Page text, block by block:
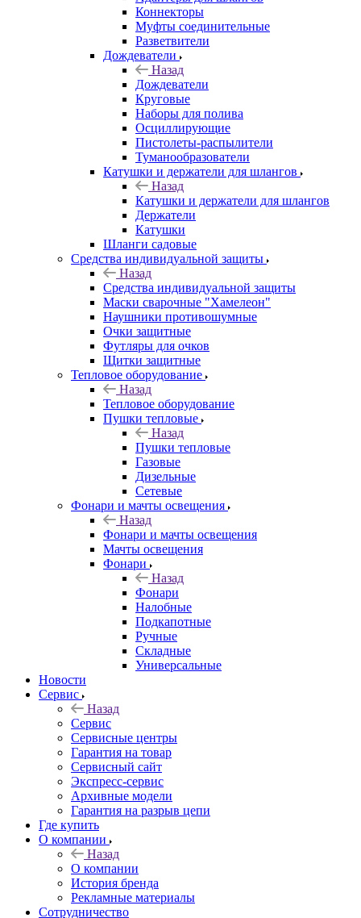
Коннекторы
Муфты соединительные
Разветвители
Дождеватели
Назад
Дождеватели
Круговые
Наборы для полива
Осциллирующие
Пистолеты-распылители
Туманообразователи
Катушки и держатели для шлангов
Назад
Катушки и держатели для шлангов
Держатели
Катушки
Шланги садовые
Средства индивидуальной защиты
Назад
Средства индивидуальной защиты
Маски сварочные "Хамелеон"
Наушники противошумные
Очки защитные
Футляры для очков
Щитки защитные
Тепловое оборудование
Назад
Тепловое оборудование
Пушки тепловые
Назад
Пушки тепловые
Газовые
Дизельные
Сетевые
Фонари и мачты освещения
Назад
Фонари и мачты освещения
Мачты освещения
Фонари
Назад
Фонари
Налобные
Подкапотные
Ручные
Складные
Универсальные
Новости
Сервис
Назад
Сервис
Сервисные центры
Гарантия на товар
Сервисный сайт
Экспресс-сервис
Архивные модели
Гарантия на разрыв цепи
Где купить
О компании
Назад
О компании
История бренда
Рекламные материалы
Сотрудничество